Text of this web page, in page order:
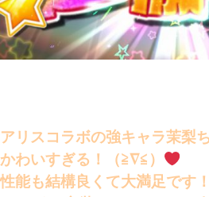
アリスコラボの強キャラ茉梨
かわいすぎる！（≧∇≦）
性能も結構良くて大満足です！